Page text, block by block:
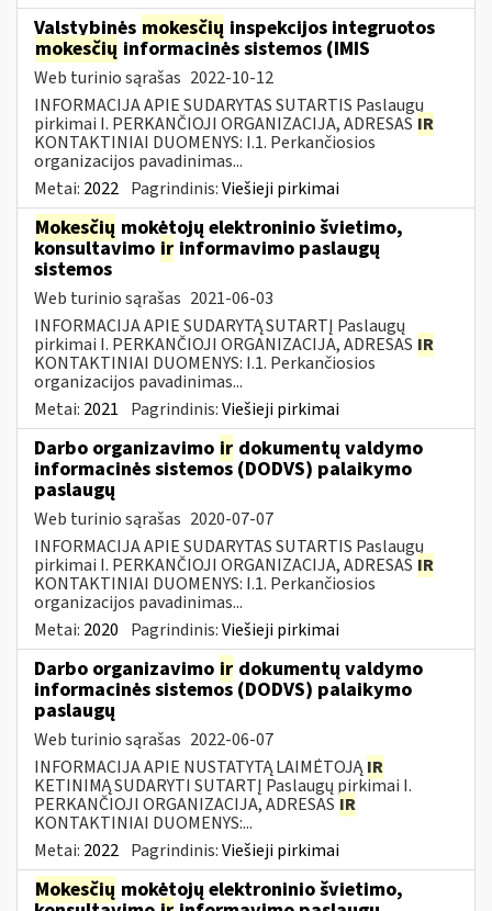
Valstybinės mokesčių inspekcijos integruotos
mokesčių informacinės sistemos (IMIS
Web turinio sąrašas 2022-10-12
INFORMACIJA APIE SUDARYTAS SUTARTIS Paslaugų
pirkimai I. PERKANČIOJI ORGANIZACIJA, ADRESAS IR
KONTAKTINIAI DUOMENYS: I.1. Perkančiosios
organizacijos pavadinimas...
Metai: 2022 Pagrindinis:Viešieji pirkimai
Mokesčių mokėtojų elektroninio švietimo,
konsultavimo ir informavimo paslaugų
sistemos
Web turinio sąrašas 2021-06-03
INFORMACIJA APIE SUDARYTĄ SUTARTĮ Paslaugų
pirkimai I. PERKANČIOJI ORGANIZACIJA, ADRESAS IR
KONTAKTINIAI DUOMENYS: I.1. Perkančiosios
organizacijos pavadinimas...
Metai: 2021 Pagrindinis:Viešieji pirkimai
Darbo organizavimo ir dokumentų valdymo
informacinės sistemos (DODVS) palaikymo
paslaugų
Web turinio sąrašas 2020-07-07
INFORMACIJA APIE SUDARYTAS SUTARTIS Paslaugų
pirkimai I. PERKANČIOJI ORGANIZACIJA, ADRESAS IR
KONTAKTINIAI DUOMENYS: I.1. Perkančiosios
organizacijos pavadinimas...
Metai: 2020 Pagrindinis:Viešieji pirkimai
Darbo organizavimo ir dokumentų valdymo
informacinės sistemos (DODVS) palaikymo
paslaugų
Web turinio sąrašas 2022-06-07
INFORMACIJA APIE NUSTATYTĄ LAIMĖTOJĄIR
KETINIMĄ SUDARYTI SUTARTĮ Paslaugų pirkimai I.
PERKANČIOJI ORGANIZACIJA, ADRESAS IR
KONTAKTINIAI DUOMENYS:...
Metai: 2022 Pagrindinis:Viešieji pirkimai
Mokesčių mokėtojų elektroninio švietimo,